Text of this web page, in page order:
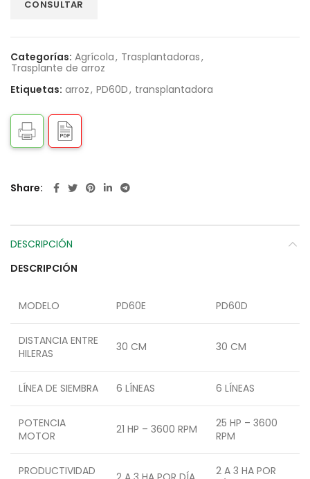
Categorías: Agrícola, Trasplantadoras,
Trasplante de arroz
Etiquetas: arroz, PD60D, transplantadora
Share
DESCRIPCIÓN
DESCRIPCIÓN
MODELO PD60E PD60D
DISTANCIA ENTRE
HILERAS
30 CM 30 CM
LÍNEA DE SIEMBRA 6 LÍNEAS 6 LÍNEAS
POTENCIA
MOTOR
21 HP – 3600 RPM
25 HP – 3600
RPM
PRODUCTIVIDAD
2 A 3 HA POR